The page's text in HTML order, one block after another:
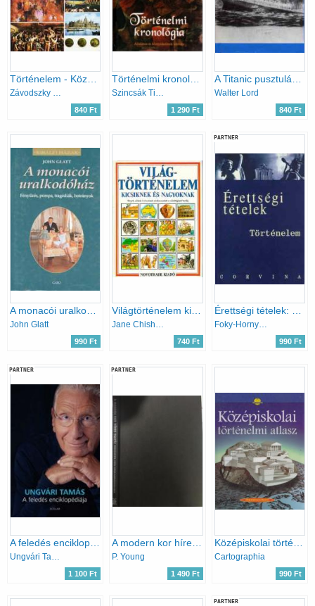
840 Ft 1 290 Ft
Walter Lord
840 Ft
John Glatt
990 Ft
Jane Chisholm
740 Ft
PARTNER
Foky-Hornyák-Kalló-Katona
990 Ft
PARTNER
1 100 Ft
PARTNER
P. Young
1 490 Ft
Középiskolai történelmi atlasz
Cartographia
990 Ft
PARTNER